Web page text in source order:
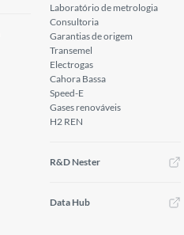
Laboratório de metrologia
Consultoria
Garantias de origem
Transemel
Electrogas
Cahora Bassa
Speed-E
Gases renováveis
H2 REN
R&D Nester
Data Hub